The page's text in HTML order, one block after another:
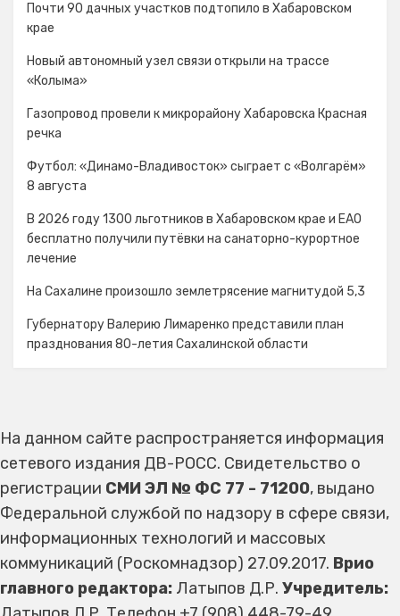
Почти 90 дачных участков подтопило в Хабаровском
крае
Новый автономный узел связи открыли на трассе
«Колыма»
Газопровод провели к микрорайону Хабаровска Красная
речка
Футбол: «Динамо-Владивосток» сыграет с «Волгарём»
8 августа
В 2026 году 1300 льготников в Хабаровском крае и ЕАО
бесплатно получили путёвки на санаторно-курортное
лечение
На Сахалине произошло землетрясение магнитудой 5,3
Губернатору Валерию Лимаренко представили план
празднования 80-летия Сахалинской области
На данном сайте распространяется информация
сетевого издания ДВ-РОСС. Свидетельство о
регистрации СМИ ЭЛ № ФС 77 - 71200, выдано
Федеральной службой по надзору в сфере связи,
информационных технологий и массовых
коммуникаций (Роскомнадзор) 27.09.2017. Врио
главного редактора: Латыпов Д.Р. Учредитель: